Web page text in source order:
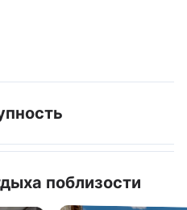
поблизости